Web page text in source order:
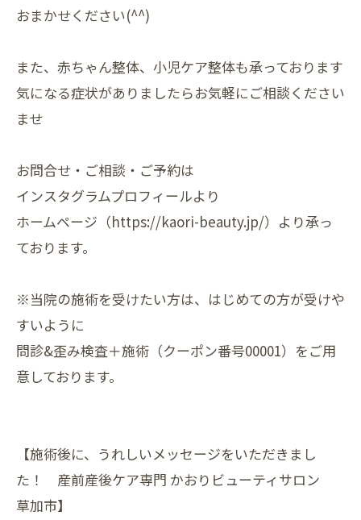
おまかせください(^^)
また、赤ちゃん整体、小児ケア整体も承っております
気になる症状がありましたらお気軽にご相談ください
ませ
お問合せ・ご相談・ご予約は
インスタグラムプロフィールより
ホームページ（https://kaori-beauty.jp/）より承っ
ております。
※当院の施術を受けたい方は、はじめての方が受けや
すいように
問診&歪み検査＋施術（クーポン番号00001）をご用
意しております。
【施術後に、うれしいメッセージをいただきまし
た！ 産前産後ケア専門 かおりビューティサロン
草加市】